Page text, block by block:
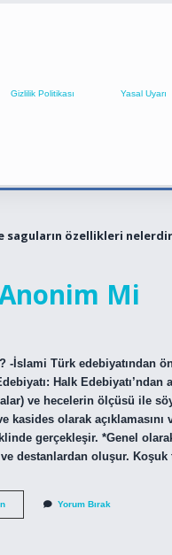
Gizlilik Politikası Yasal Uyarı
saguların özellikleri nelerdir
Mi
-İslami Türk edebiyatından
Halk
ve hecelerin ölçüsü ile
kasides olarak
gerçekleşir. *Genel
destanlardan oluşur.
Koşuk
Anonim
Yorum Bırak